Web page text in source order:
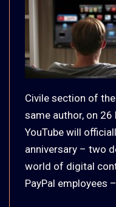
Civile section of
same author, on
YouTube will
anniversary – two
world of digital
PayPal employees